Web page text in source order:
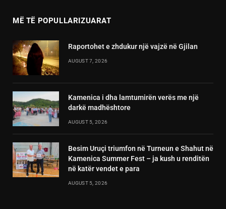
MË TË POPULLARIZUARAT
Raportohet e zhdukur një vajzë në Gjilan
AUGUST 7, 2026
Kamenica i dha lamtumirën verës me një
darkë madhështore
AUGUST 5, 2026
Besim Uruçi triumfon në Turneun e Shahut në
Kamenica Summer Fest – ja kush u renditën
në katër vendet e para
AUGUST 5, 2026